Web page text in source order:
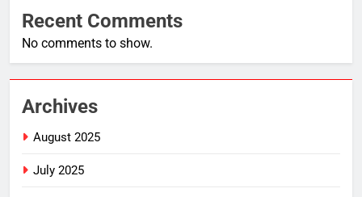
Recent Comments
No comments to show.
Archives
August 2025
July 2025